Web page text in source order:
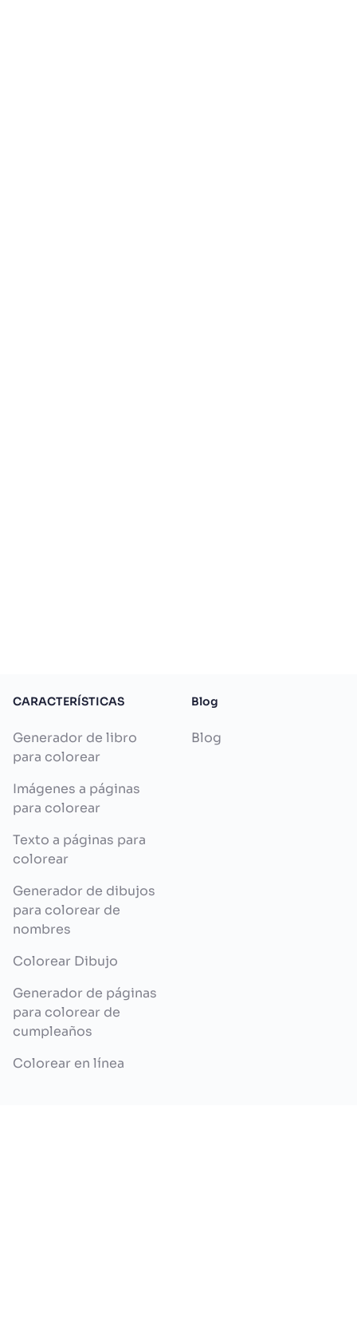
CARACTERÍSTICAS
Generador de libro
para colorear
Imágenes a páginas
para colorear
Texto a páginas para
colorear
Generador de dibujos
para colorear de
nombres
Colorear Dibujo
Generador de páginas
para colorear de
cumpleaños
Colorear en línea
Blog
Blog